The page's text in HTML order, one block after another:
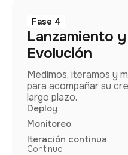
Fase 4
Lanzamiento y
Evolución
Medimos, iteramos y
para acompañar su
largo plazo.
Deploy
Monitoreo
Iteración continua
Continuo